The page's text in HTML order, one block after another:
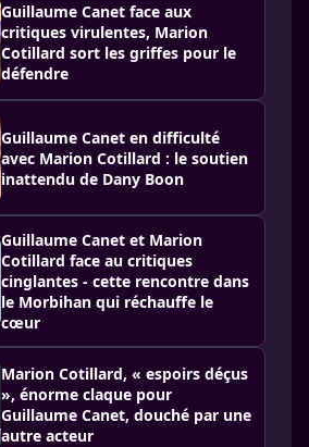
Guillaume Canet face aux
critiques virulentes, Marion
Cotillard sort les griffes pour le
défendre
Guillaume Canet en difficulté
avec Marion Cotillard : le soutien
inattendu de Dany Boon
Guillaume Canet et Marion
Cotillard face au critiques
cinglantes - cette rencontre dans
le Morbihan qui réchauffe le
cœur
Marion Cotillard, « espoirs déçus
», énorme claque pour
Guillaume Canet, douché par une
autre acteur